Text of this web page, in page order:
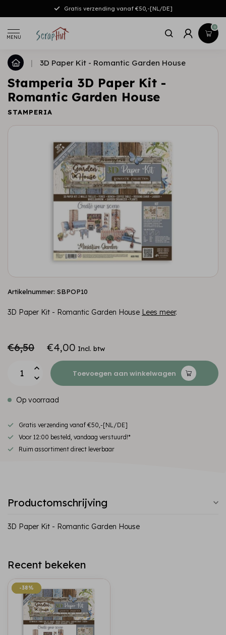
Gratis verzending vanaf €50,-[NL/DE]
MENU
0
| 3D Paper Kit - Romantic Garden House
Stamperia 3D Paper Kit -
Romantic Garden House
STAMPERIA
Artikelnummer: SBPOP10
3D Paper Kit - Romantic Garden House Lees meer.
€6,50 €4,00 Incl. btw
Toevoegen aan winkelwagen
Op voorraad
Gratis verzending vanaf €50,-[NL/DE]
Voor 12:00 besteld, vandaag verstuurd!*
Ruim assortiment direct leverbaar
Productomschrijving
3D Paper Kit - Romantic Garden House
Recent bekeken
-38%
-38%